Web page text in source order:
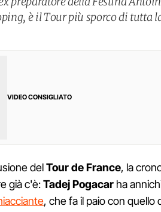
è il Tour più sporco di tutta
VIDEO CONSIGLIATO
delTour de France, la
già c'è:Tadej Pogacar ha
, che fa il paio con quello